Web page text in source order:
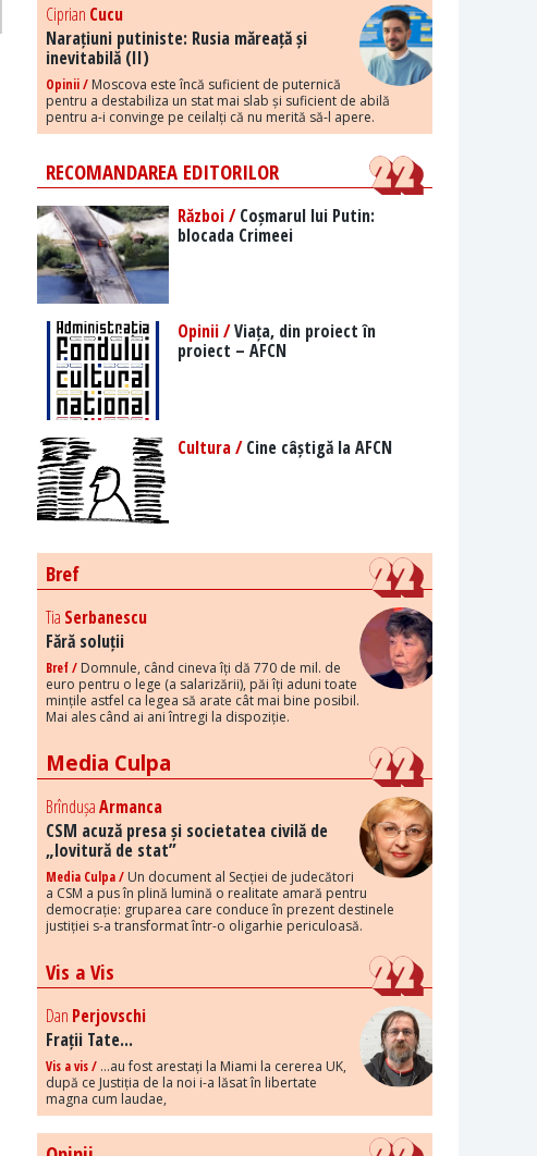
Ciprian Cucu
Narațiuni putiniste: Rusia măreață și
inevitabilă (II)
Opinii / Moscova este încă suficient de puternică
pentru a destabiliza un stat mai slab și suficient de abilă
pentru a-i convinge pe ceilalți că nu merită să-l apere.
RECOMANDAREA EDITORILOR
Război /Coșmarul lui Putin:
blocada Crimeei
Opinii /Viața, din proiect în
proiect – AFCN
Cultura /Cine câștigă la AFCN
Bref
Tia Serbanescu
Fără soluții
Bref / Domnule, când cineva îți dă 770 de mil. de
euro pentru o lege (a salarizării), păi îți aduni toate
mințile astfel ca legea să arate cât mai bine posibil.
Mai ales când ai ani întregi la dispoziție.
Media Culpa
BrîndușaArmanca
CSM acuză presa și societatea civilă de
„lovitură de stat”
Media Culpa / Un document al Secției de judecători
a CSM a pus în plină lumină o realitate amară pentru
democrație: gruparea care conduce în prezent destinele
justiției s-a transformat într-o oligarhie periculoasă.
Vis a Vis
Dan Perjovschi
Frații Tate...
Vis a vis / ...au fost arestați la Miami la cererea UK,
după ce Justiția de la noi i-a lăsat în libertate
magna cum laudae,